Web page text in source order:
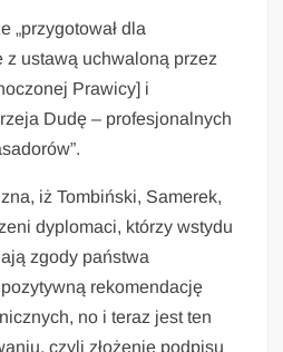
„przygotował dla
z ustawą uchwaloną przez
Prawicy] i
Dudę – profesjonalnych
iż Tombiński, Samerek,
dyplomaci, którzy wstydu
zgody państwa
rekomendację
no i teraz jest ten
czyli złożenie podpisu